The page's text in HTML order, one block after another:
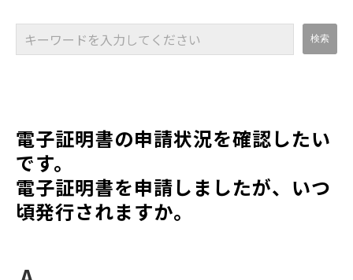
電子証明書の申請状況を確認したい
です。
電子証明書を申請しましたが、いつ
頃発行されますか。